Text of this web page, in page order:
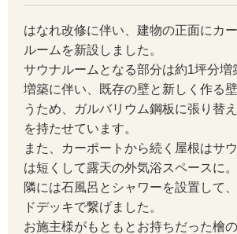
はなれ改修に伴い、建物の正面にカ
ルームを新設しました。
サウナルームとなる部分は約1坪分増
増築に伴い、既存の壁と新しく作る
うため、ガルバリウム鋼板に張り替
を持たせています。
また、カーポートから続く屋根はサ
は短くして露天の外気浴スペースに
隣には石風呂とシャワーを設置して
ドデッキで繋げました。
お施主様がもともとお持ちだった檜